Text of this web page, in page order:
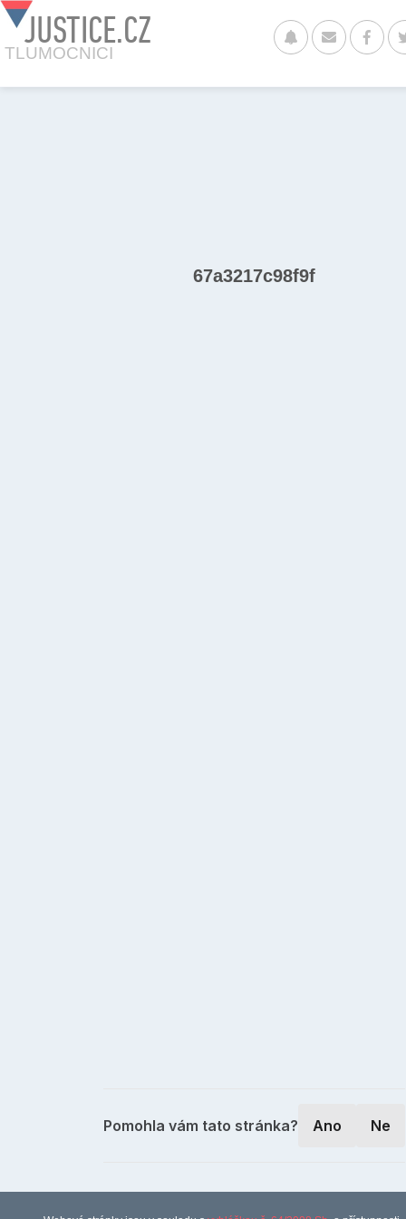
JUSTICE.CZ
TLUMOCNICI
67a3217c98f9f
Pomohla vám tato stránka? Ano Ne